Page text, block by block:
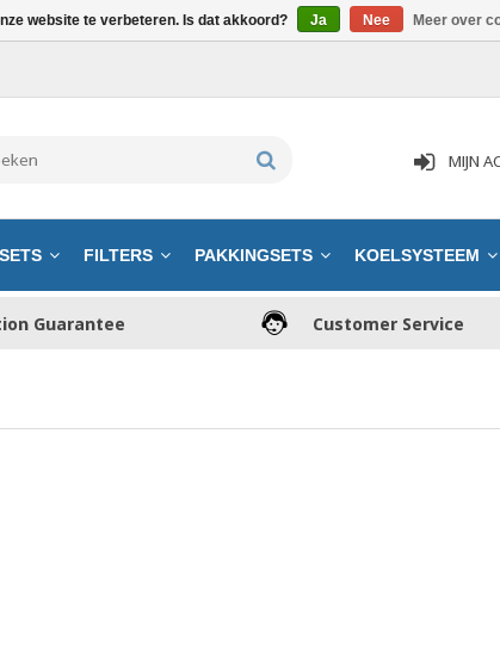
MIJN
FILTERS PAKKINGSETS KOELSYSTEEM
Guarantee Customer Service
website te verbeteren. Is dat akkoord? Ja Nee Meer over